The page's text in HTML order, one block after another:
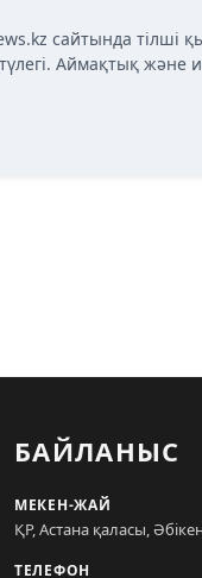
сайтында тілші
Аймақтық және
БАЙЛАНЫС
МЕКЕН-ЖАЙ
ҚР, Астана қаласы,
ТЕЛЕФОН